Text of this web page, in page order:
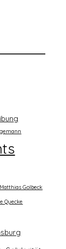
Matthias Golbeck
Quecke